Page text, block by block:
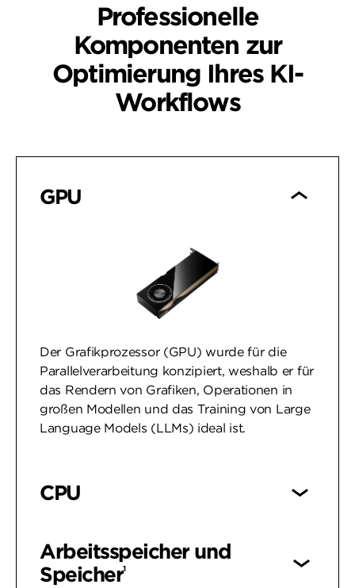
Professionelle
Komponenten zur
Optimierung Ihres KI-
Workflows
GPU
Der Grafikprozessor (GPU) wurde für die
Parallelverarbeitung konzipiert, weshalb er für
das Rendern von Grafiken, Operationen in
großen Modellen und das Training von Large
Language Models (LLMs) ideal ist.
CPU
Arbeitsspeicher und
Speicher1